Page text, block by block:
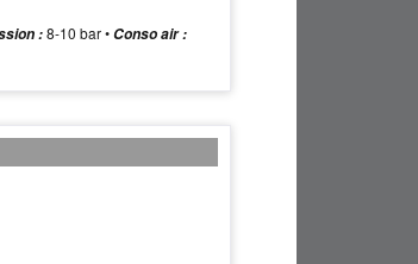
:8-10 bar •Conso air :